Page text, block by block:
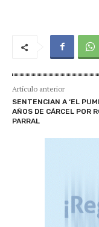
Artículo anterior
SENTENCIAN A ‘EL
AÑOS DE CÁRCEL POR
PARRAL